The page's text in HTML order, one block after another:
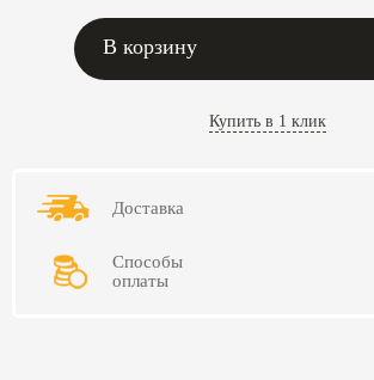
В корзину
Купить в 1 клик
Доставка
Способы
оплаты